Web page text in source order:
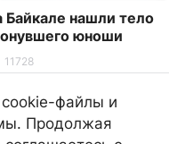
Байкале нашли тело
юноши
11728
cookie-файлы и
Продолжая